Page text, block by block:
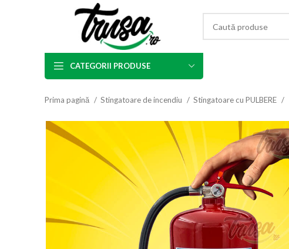
CATEGORII PRODUSE
Prima pagină Stingatoare de incendiu Stingatoare cu PULBERE